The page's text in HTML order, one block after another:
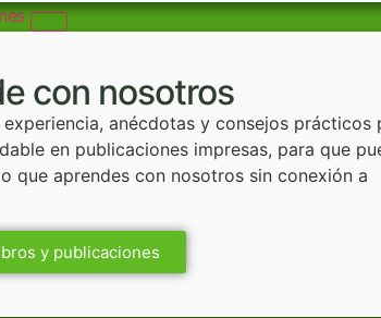
con nosotros
anécdotas y consejos prácticos
en publicaciones impresas, para que
que aprendes con nosotros sin conexión a
y publicaciones